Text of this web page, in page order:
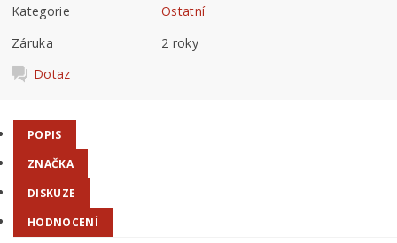
Kategorie
Ostatní
Záruka
2 roky
Dotaz
POPIS
ZNAČKA
DISKUZE
HODNOCENÍ